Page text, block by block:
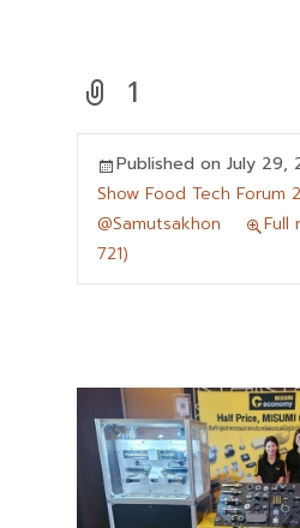
1
Published on July 29,
Show Food Tech Forum
@Samutsakhon
Full
721)